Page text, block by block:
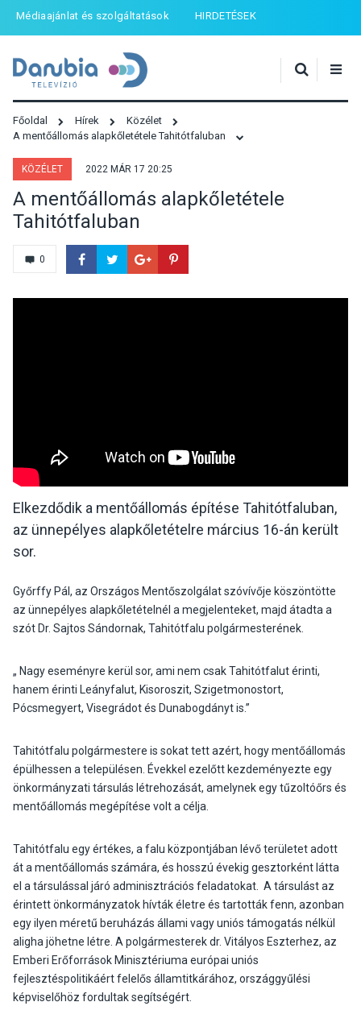
Médiaajánlat és szolgáltatások HIRDETÉSEK
Főoldal Hírek
Közélet
A mentőállomás alapkőletétele Tahitótfaluban
KÖZÉLET 2022 MÁR 17 20:25
A mentőállomás alapkőletétele
Tahitótfaluban
0
Elkezdődik a mentőállomás építése Tahitótfaluban,
az ünnepélyes alapkőletételre március 16-án került
sor.
Győrffy Pál, az Országos Mentőszolgálat szóvívője köszöntötte
az ünnepélyes alapkőletételnél a megjelenteket, majd átadta a
szót Dr. Sajtos Sándornak, Tahitótfalu polgármesterének.
„ Nagy eseményre kerül sor, ami nem csak Tahitótfalut érinti,
hanem érinti Leányfalut, Kisoroszit, Szigetmonostort,
Pócsmegyert, Visegrádot és Dunabogdányt is.”
Tahitótfalu polgármestere is sokat tett azért, hogy mentőállomás
épülhessen a településen. Évekkel ezelőtt kezdeményezte egy
önkormányzati társulás létrehozását, amelynek egy tűzoltóőrs és
mentőállomás megépítése volt a célja.
Tahitótfalu egy értékes, a falu központjában lévő területet adott
át a mentőállomás számára, és hosszú évekig gesztorként látta
el a társulással járó adminisztrációs feladatokat. A társulást az
érintett önkormányzatok hívták életre és tartották fenn, azonban
egy ilyen méretű beruházás állami vagy uniós támogatás nélkül
aligha jöhetne létre. A polgármesterek dr. Vitályos Eszterhez, az
Emberi Erőforrások Minisztériuma európai uniós
fejlesztéspolitikáért felelős államtitkárához, országgyűlési
képviselőhöz fordultak segítségért.